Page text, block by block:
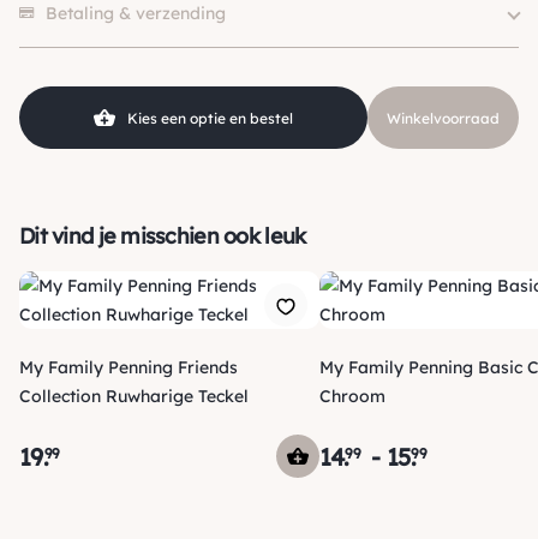
Hondgrootte
Betaling & verzending
Kies een optie en bestel Winkelvoorraad
Dit vind je misschien ook leuk
My Family Penning Friends
Collection Ruwharige Teckel
19.99
My Family Penning Basic
Chroom
14.99 - 15.99